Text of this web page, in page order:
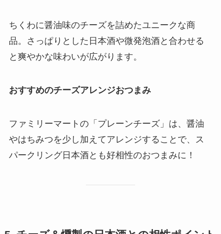
ちくわに醤油味のチーズを詰めたユニークな商
品。さっぱりとした日本酒や微発泡酒と合わせる
と爽やかな味わいが広がります。
おすすめのチーズアレンジおつまみ
ファミリーマートの「プレーンチーズ」は、醤油
やはちみつを少し加えてアレンジすることで、ス
パークリング日本酒とも好相性のおつまみに！